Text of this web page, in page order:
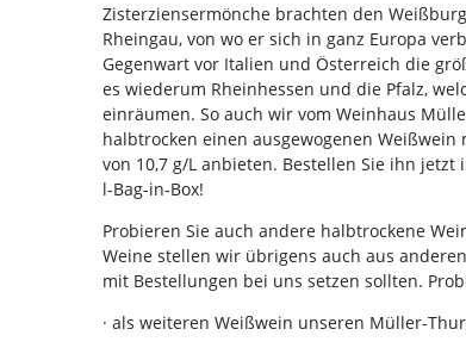
Zisterziensermönche brachten den
Rheingau, von wo er sich in ganz Europa
Gegenwart vor Italien und Österreich die
es wiederum Rheinhessen und die Pfalz,
einräumen. So auch wir vom Weinhaus
halbtrocken einen ausgewogenen
von 10,7 g/L anbieten. Bestellen Sie ihn
l-Bag-in-Box!
Probieren Sie auch andere halbtrockene
Weine stellen wir übrigens auch aus
mit Bestellungen bei uns setzen sollten.
· als weiteren Weißwein unseren Müller-